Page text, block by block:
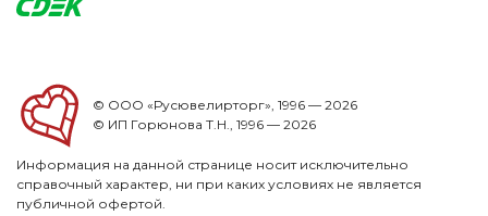
© ООО «Русювелирторг», 1996 — 2026
© ИП Горюнова Т.Н., 1996 — 2026
Информация на данной странице носит исключительно
справочный характер, ни при каких условиях не является
публичной офертой.